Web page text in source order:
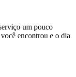
um pouco
encontrou e o dia